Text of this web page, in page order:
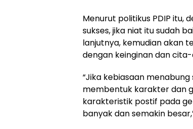
Menurut politikus PDIP itu,
sukses, jika niat itu sudah
lanjutnya, kemudian akan
dengan keinginan dan
“Jika kebiasaan
membentuk karakter dan
karakteristik postif pada
banyak dan semakin